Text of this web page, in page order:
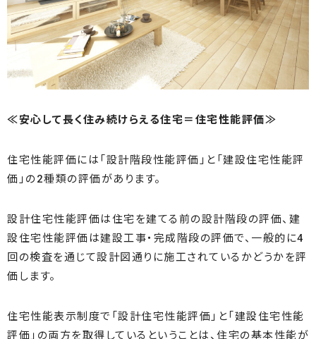
≪安心して長く住み続けらえる住宅＝住宅性能評価≫
住宅性能評価には「設計階段性能評価」と「建設住宅性能評
価」の2種類の評価があります。
設計住宅性能評価は住宅を建てる前の設計階段の評価、建
設住宅性能評価は建設工事・完成階段の評価で、一般的に4
回の検査を通じて設計図通りに施工されているかどうかを評
価します。
住宅性能表示制度で「設計住宅性能評価」と「建設住宅性能
評価」の両方を取得しているということは、住宅の基本性能が